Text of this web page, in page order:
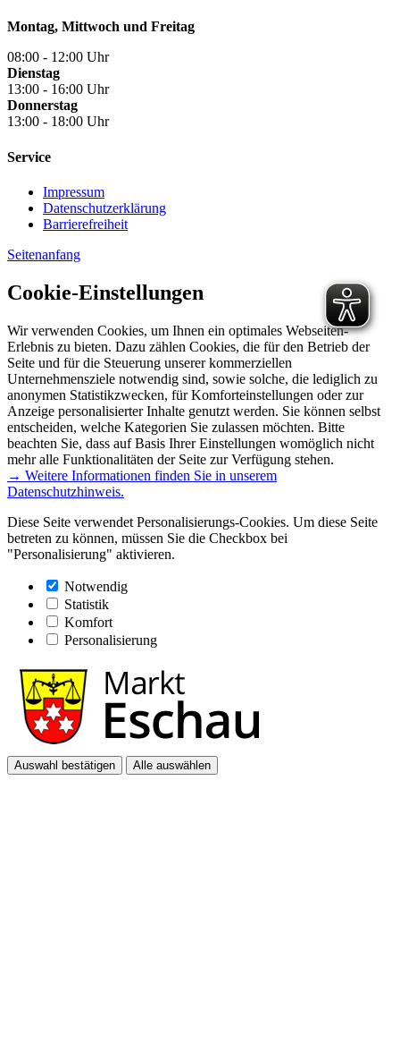
Montag, Mittwoch und Freitag
08:00 - 12:00 Uhr
Dienstag
13:00 - 16:00 Uhr
Donnerstag
13:00 - 18:00 Uhr
Service
Impressum
Datenschutzerklärung
Barrierefreiheit
Seitenanfang
Cookie-Einstellungen
Wir verwenden Cookies, um Ihnen ein optimales Webseiten-
Erlebnis zu bieten. Dazu zählen Cookies, die für den Betrieb der
Seite und für die Steuerung unserer kommerziellen
Unternehmensziele notwendig sind, sowie solche, die lediglich zu
anonymen Statistikzwecken, für Komforteinstellungen oder zur
Anzeige personalisierter Inhalte genutzt werden. Sie können selbst
entscheiden, welche Kategorien Sie zulassen möchten. Bitte
beachten Sie, dass auf Basis Ihrer Einstellungen womöglich nicht
mehr alle Funktionalitäten der Seite zur Verfügung stehen.
→ Weitere Informationen finden Sie in unserem
Datenschutzhinweis.
Diese Seite verwendet Personalisierungs-Cookies. Um diese Seite
betreten zu können, müssen Sie die Checkbox bei
"Personalisierung" aktivieren.
Notwendig
Statistik
Komfort
Personalisierung
Auswahl bestätigen Alle auswählen